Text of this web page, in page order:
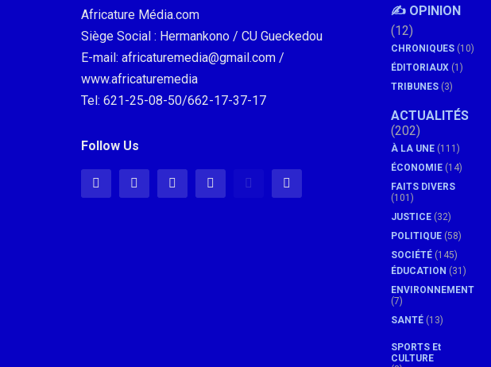
Africature Média.com
Siège Social : Hermankono / CU Gueckedou
E-mail: africaturemedia@gmail.com /
www.africaturemedia
Tel: 621-25-08-50/662-17-37-17
Follow Us
✍️ OPINION
(12)
CHRONIQUES (10)
ÉDITORIAUX (1)
TRIBUNES (3)
ACTUALITÉS
(202)
À LA UNE (111)
ÉCONOMIE (14)
FAITS DIVERS
(101)
JUSTICE (32)
POLITIQUE (58)
SOCIÉTÉ (145)
ÉDUCATION (31)
ENVIRONNEMENT
(7)
SANTÉ (13)
SPORTS Et
CULTURE